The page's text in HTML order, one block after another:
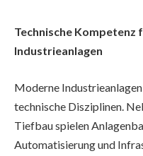
Technische Kompetenz
Industrieanlagen
Moderne
technische Disziplinen.
Tiefbau spielen
Automatisierung und